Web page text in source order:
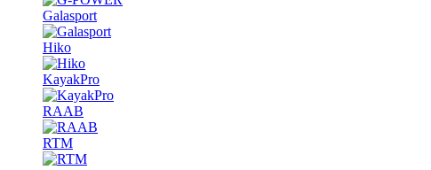
Galasport
Hiko
KayakPro
RAAB
RTM